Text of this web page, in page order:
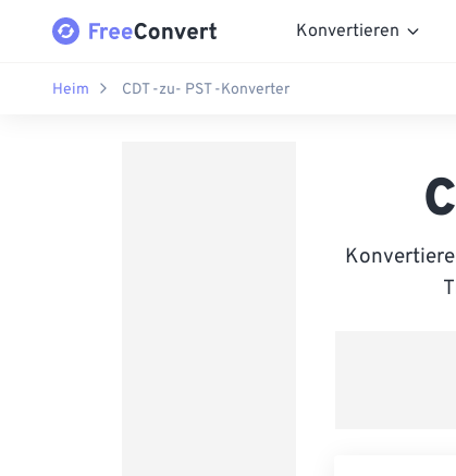
Konvertieren
Heim CDT -zu- PST -Konverter